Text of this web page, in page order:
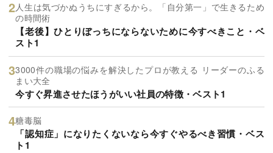
人生は気づかぬうちにすぎるから。「自分第一」で生きるため
の時間術
【老後】ひとりぼっちにならないために今すべきこと・ベ
スト1
3000件の職場の悩みを解決したプロが教える リーダーのふる
まい大全
今すぐ昇進させたほうがいい社員の特徴・ベスト1
糖毒脳
「認知症」になりたくないなら今すぐやるべき習慣・ベス
ト1